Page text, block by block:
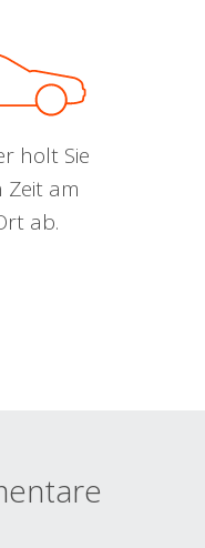
holt Sie
Zeit am
ab.